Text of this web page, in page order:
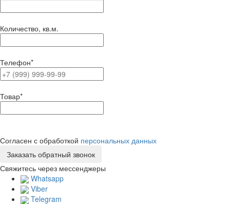
Количество, кв.м.
Телефон*
Товар*
Согласен с обработкой персональных данных
Свяжитесь через мессенджеры
Whatsapp
Viber
Telegram